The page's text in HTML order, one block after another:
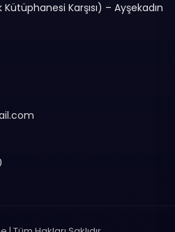
Kütüphanesi Karşısı) – Ayşekadın